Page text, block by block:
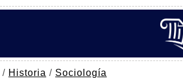
/ Historia / Sociología